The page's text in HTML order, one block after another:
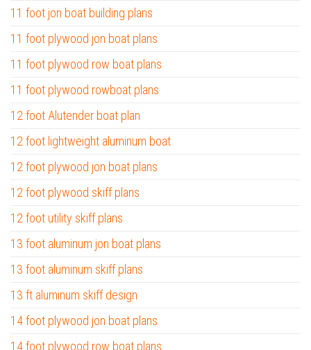
11 foot jon boat building plans
11 foot plywood jon boat plans
11 foot plywood row boat plans
11 foot plywood rowboat plans
12 foot Alutender boat plan
12 foot lightweight aluminum boat
12 foot plywood jon boat plans
12 foot plywood skiff plans
12 foot utility skiff plans
13 foot aluminum jon boat plans
13 foot aluminum skiff plans
13 ft aluminum skiff design
14 foot plywood jon boat plans
14 foot plywood row boat plans